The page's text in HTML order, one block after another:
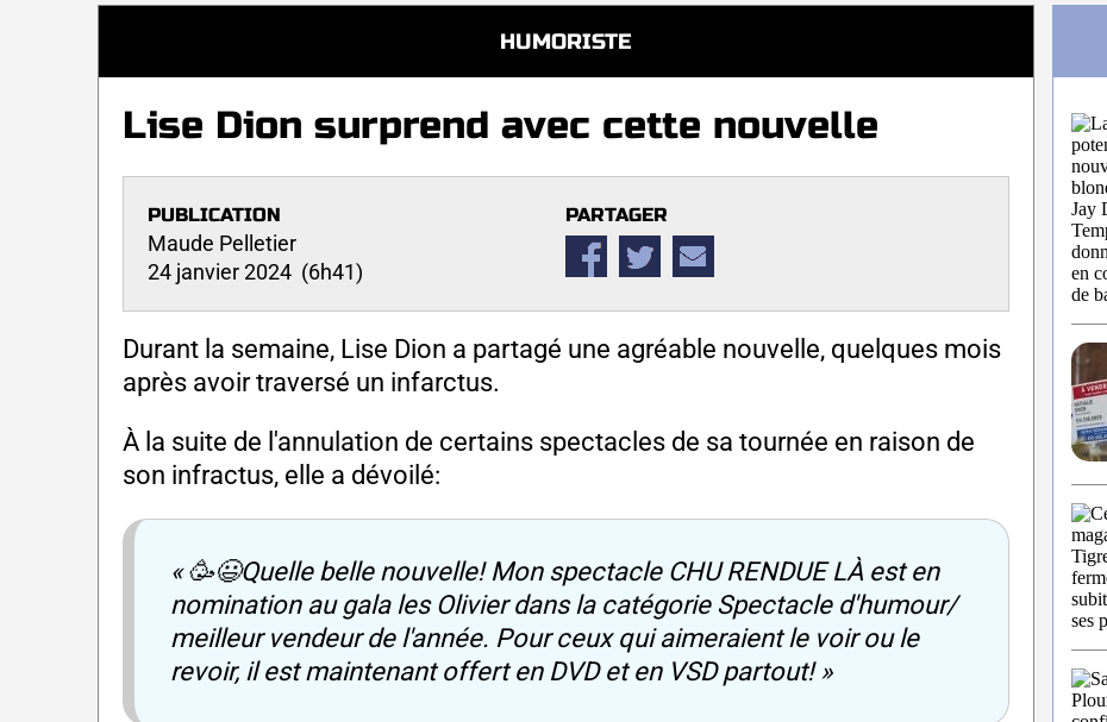
HUMORISTE
Lise Dion surprend avec cette nouvelle
PUBLICATION
Maude Pelletier
24 janvier 2024 (6h41)
PARTAGER
Durant la semaine, Lise Dion a partagé une agréable nouvelle, quelques mois
après avoir traversé un infarctus.
À la suite de l'annulation de certains spectacles de sa tournée en raison de
son infractus, elle a dévoilé:
« 🥳😃Quelle belle nouvelle! Mon spectacle CHU RENDUE LÀ est en
nomination au gala les Olivier dans la catégorie Spectacle d'humour/
meilleur vendeur de l'année. Pour ceux qui aimeraient le voir ou le
revoir, il est maintenant offert en DVD et en VSD partout! »